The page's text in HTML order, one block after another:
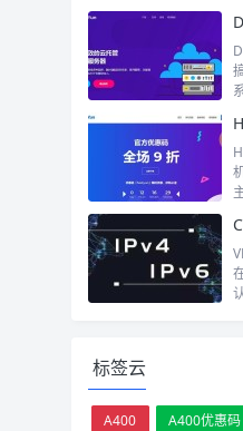
标签云
A400 A400优惠码